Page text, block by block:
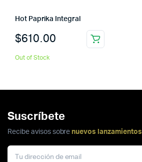
Hot Paprika Integral
$610.00
Out of Stock
Suscríbete
Recibe avisos sobre nuevos lanzamientos